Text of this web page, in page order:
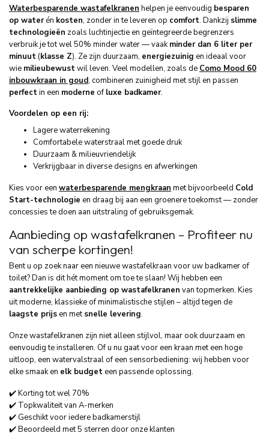
Waterbesparende wastafelkranen helpen je eenvoudig besparen
op waterén kosten, zonder in te leveren op comfort. Dankzij slimme
technologieën zoals luchtinjectie en geïntegreerde begrenzers
verbruik je tot wel 50% minder water — vaakminder dan 6 liter per
minuut(klasse Z). Ze zijn duurzaam, energiezuinig en ideaal voor
wie milieubewustwil leven. Veel modellen, zoals de Como Mood 60
inbouwkraan in goud, combineren zuinigheid met stijl en passen
perfectin een moderne of luxe badkamer.
Voordelen op een rij:
Lagere waterrekening
Comfortabele waterstraal met goede druk
Duurzaam & milieuvriendelijk
Verkrijgbaar in diverse designs en afwerkingen
Kies voor een waterbesparende mengkraan met bijvoorbeeld Cold
Start-technologie en draag bij aan een groenere toekomst — zonder
concessies te doen aan uitstraling of gebruiksgemak.
Aanbieding op wastafelkranen – Profiteer nu
van scherpe kortingen!
Bent u op zoek naar een nieuwe wastafelkraan voor uw badkamer of
toilet? Dan is dit hét moment om toe te slaan! Wij hebben een
aantrekkelijke aanbieding op wastafelkranen van topmerken. Kies
uit moderne, klassieke of minimalistische stijlen – altijd tegen de
laagste prijsen metsnelle levering.
Onze wastafelkranen zijn niet alleen stijlvol, maar ook duurzaam en
eenvoudig te installeren. Of u nu gaat voor een kraan met een hoge
uitloop, een watervalstraal of een sensorbediening: wij hebben voor
elke smaak en elk budgeteen passende oplossing.
✔️ Korting tot wel 70%
✔️ Topkwaliteit van A-merken
✔️ Geschikt voor iedere badkamerstijl
✔️ Beoordeeld met 5 sterren door onze klanten